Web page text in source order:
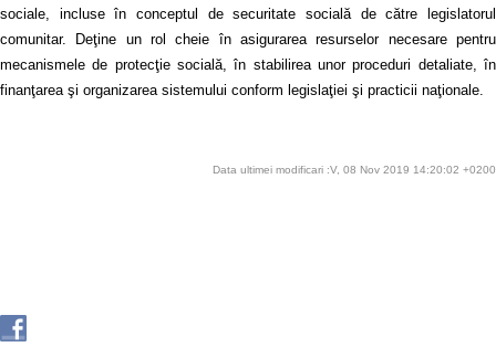
sociale, incluse în conceptul de securitate socială de către legislatorul
comunitar. Deţine un rol cheie în asigurarea resurselor necesare pentru
mecanismele de protecţie socială, în stabilirea unor proceduri detaliate, în
finanţarea şi organizarea sistemului conform legislaţiei şi practicii naţionale.
Data ultimei modificari :V, 08 Nov 2019 14:20:02 +0200